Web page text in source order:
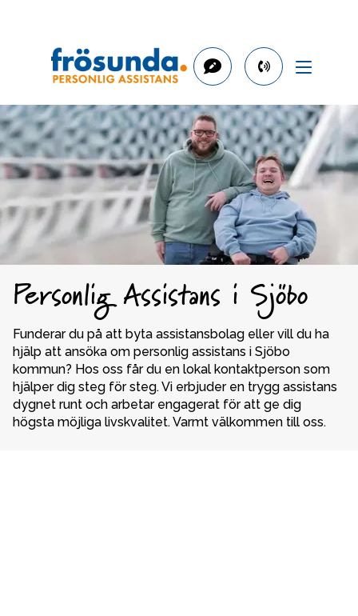
phone
040-
624
99
69
Personlig Assistans i Sjöbo
Funderar du på att byta assistansbolag eller vill du ha
hjälp att ansöka om personlig assistans i Sjöbo
kommun? Hos oss får du en lokal kontaktperson som
hjälper dig steg för steg. Vi erbjuder en trygg assistans
dygnet runt och arbetar engagerat för att ge dig
högsta möjliga livskvalitet. Varmt välkommen till oss.